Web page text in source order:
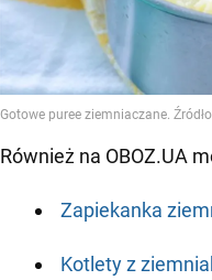
Również na OBOZ.UA
Zapiekanka
Kotlety z